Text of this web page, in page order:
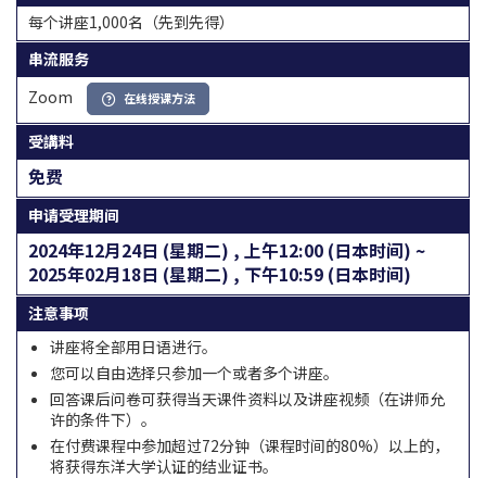
每个讲座1,000名（先到先得）
串流服务
Zoom
在线授课方法
受講料
免费
申请受理期间
2024年12月24日 (星期二) , 上午12:00 (日本时间) ~
2025年02月18日 (星期二) , 下午10:59 (日本时间)
注意事项
讲座将全部用日语进行。
您可以自由选择只参加一个或者多个讲座。
回答课后问卷可获得当天课件资料以及讲座视频（在讲师允
许的条件下）。
在付费课程中参加超过72分钟（课程时间的80%）以上的，
将获得东洋大学认证的结业证书。